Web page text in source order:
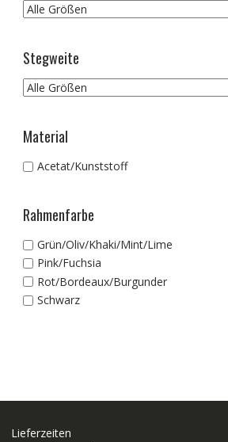
Stegweite
Material
Acetat/Kunststoff
Rahmenfarbe
Grün/Oliv/Khaki/Mint/Lime
Pink/Fuchsia
Rot/Bordeaux/Burgunder
Schwarz
Lieferzeiten